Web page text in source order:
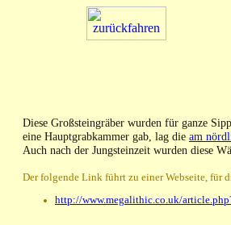
Diese Großsteingräber wurden für ganze
eine Hauptgrabkammer gab, lag die am
Auch nach der Jungsteinzeit wurden diese
Der folgende Link führt zu einer Webseite, für
http://www.megalithic.co.uk/